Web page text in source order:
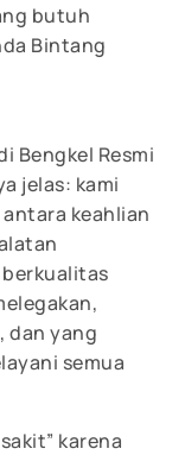
butuh
Bintang
Bengkel Resmi
jelas: kami
keahlian
dan yang
semua
karena